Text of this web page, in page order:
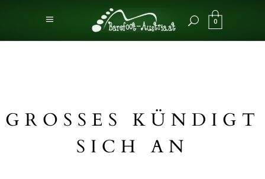
0
GROSSES KÜNDIGT S
ICH AN